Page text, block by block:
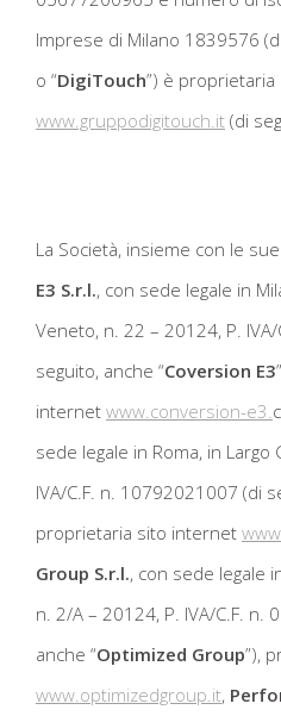
Imprese di Milano 1839576
o “DigiTouch”) è
www.gruppodigitouch.it (di
La Società, insieme con le
E3 S.r.l., con sede legale in
Veneto, n. 22 – 20124, P.
seguito, anche “Coversion E3
internet www.conversion-e3.
sede legale in Roma, in Largo
IVA/C.F. n. 10792021007 (di
proprietaria sito internet
Group S.r.l., con sede legale
n. 2/A – 20124, P. IVA/C.F. n.
anche “Optimized Group”),
www.optimizedgroup.it,